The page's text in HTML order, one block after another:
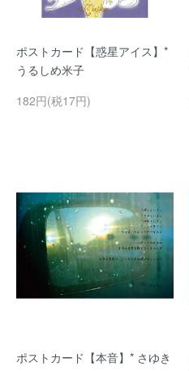
ポストカード【惑星アイス】*
うるしめ米子
182円(税17円)
ポストカード【本音】* さゆき